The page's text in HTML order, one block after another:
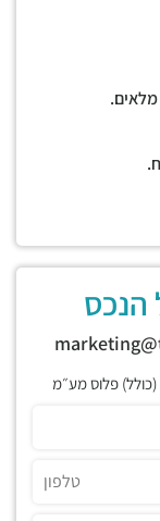
הנכס
פלוס מע״מ